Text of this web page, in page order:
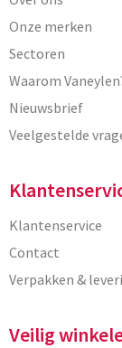
Onze merken
Sectoren
Waarom
Nieuwsbrief
Veelgestelde
Klantenservice
Contact
Verpakken &
Veilig